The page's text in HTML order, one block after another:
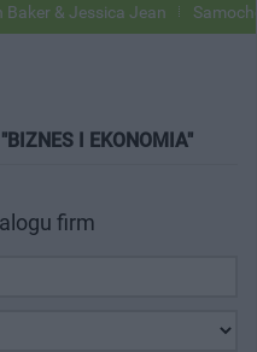
& Jessica Jean
I EKONOMIA"
firm